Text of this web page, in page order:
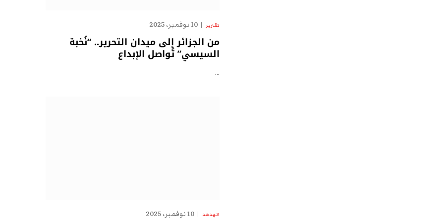
تقارير 10 نوفمبر، 2025
من الجزائر إلى ميدان التحرير.. “نُخبة
السيسي” تُواصل الإبداع
…
الهدهد 10 نوفمبر، 2025